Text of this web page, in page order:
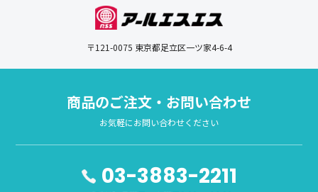
〒121-0075 東京都足立区一ツ家4-6-4
商品のご注文・お問い合わせ
お気軽にお問い合わせください
03-3883-2211